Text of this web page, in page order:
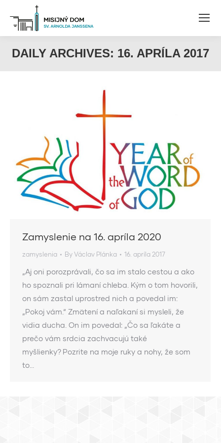
DAILY ARCHIVES: 16. APRÍLA 2017
Zamyslenie na 16. apríla 2020
zamyslenia ByVáclav Plánka 16. apríla 2017
„Aj oni porozprávali, čo sa im stalo cestou a ako
ho spoznali pri lámaní chleba. Kým o tom hovorili,
on sám zastal uprostred nich a povedal im:
„Pokoj vám.“ Zmätení a naľakaní si mysleli, že
vidia ducha. On im povedal: „Čo sa ľakáte a
prečo vám srdcia zachvacujú také
myšlienky? Pozrite na moje ruky a nohy, že som
to…